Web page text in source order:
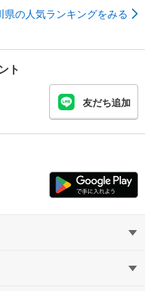
県の人気ランキングをみる
ト
友だち追加